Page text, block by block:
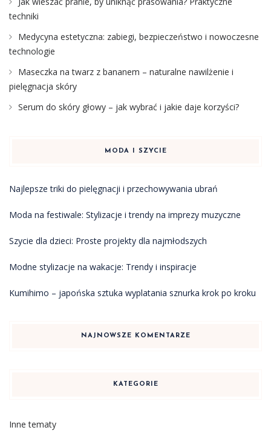
techniki
Medycyna estetyczna: zabiegi, bezpieczeństwo i nowoczesne
technologie
Maseczka na twarz z bananem – naturalne nawilżenie i
pielęgnacja skóry
Serum do skóry głowy – jak wybrać i jakie daje korzyści?
MODA I SZYCIE
Najlepsze triki do pielęgnacji i przechowywania ubrań
Moda na festiwale: Stylizacje i trendy na imprezy muzyczne
Szycie dla dzieci: Proste projekty dla najmłodszych
Modne stylizacje na wakacje: Trendy i inspiracje
Kumihimo – japońska sztuka wyplatania sznurka krok po kroku
NAJNOWSZE KOMENTARZE
KATEGORIE
Inne tematy